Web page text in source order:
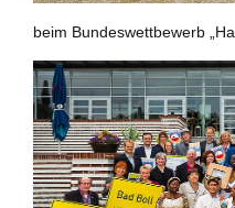
beim Bundeswettbewerb